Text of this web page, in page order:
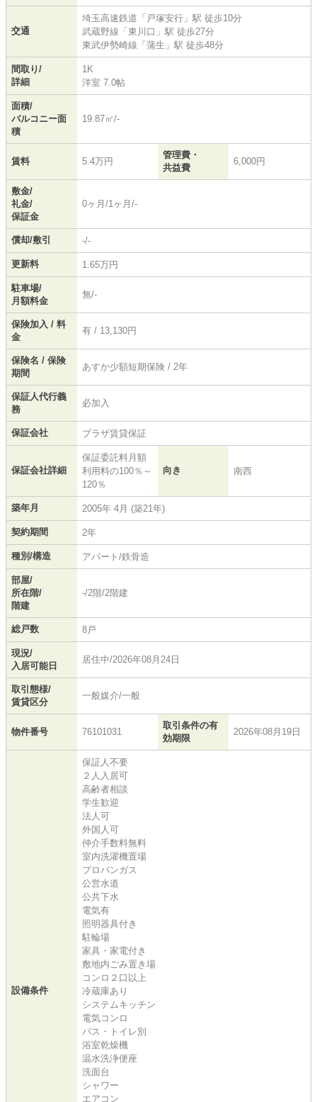
交通
埼玉高速鉄道 「 戸塚安行 」駅 徒歩10分
武蔵野線 「 東川口 」駅 徒歩27分
東武伊勢崎線 「 蒲生 」駅 徒歩48分
間取り/
詳細
1K
洋室 7.0帖
面積/
バルコニー面
積
19.87㎡/-
賃料 5.4万円
管理費・
共益費
6,000円
敷金/
礼金/
保証金
0ヶ月/1ヶ月/-
償却/敷引 -/-
更新料 1.65万円
駐車場/
月額料金
無/-
保険加入 / 料
金
有 / 13,130円
保険名 / 保険
期間
あすか少額短期保険 / 2年
保証人代行義
務
必加入
保証会社 プラザ賃貸保証
保証会社詳細
保証委託料月額
利用料の100％～
120％
向き 南西
築年月 2005年 4月 (築21年)
契約期間 2年
種別/構造 アパート/鉄骨造
部屋/
所在階/
階建
-/2階/2階建
総戸数 8戸
現況/
入居可能日
居住中/2026年08月24日
取引態様/
賃貸区分
一般媒介/一般
物件番号 76101031
取引条件の有
効期限
2026年08月19日
設備条件
保証人不要
２人入居可
高齢者相談
学生歓迎
法人可
外国人可
仲介手数料無料
室内洗濯機置場
プロパンガス
公営水道
公共下水
電気有
照明器具付き
駐輪場
家具・家電付き
敷地内ごみ置き場
コンロ２口以上
冷蔵庫あり
システムキッチン
電気コンロ
バス・トイレ別
浴室乾燥機
温水洗浄便座
洗面台
シャワー
エアコン